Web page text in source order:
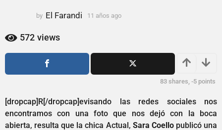
1
a
o
a
g
o
by El Farandi 11 años ago
o
572 views
83 shares, -5 points
[dropcap]R[/dropcap]evisando las redes sociales nos
encontramos con una foto que nos dejó con la boca
abierta, resulta que la chica Actual, Sara Coello publicó una